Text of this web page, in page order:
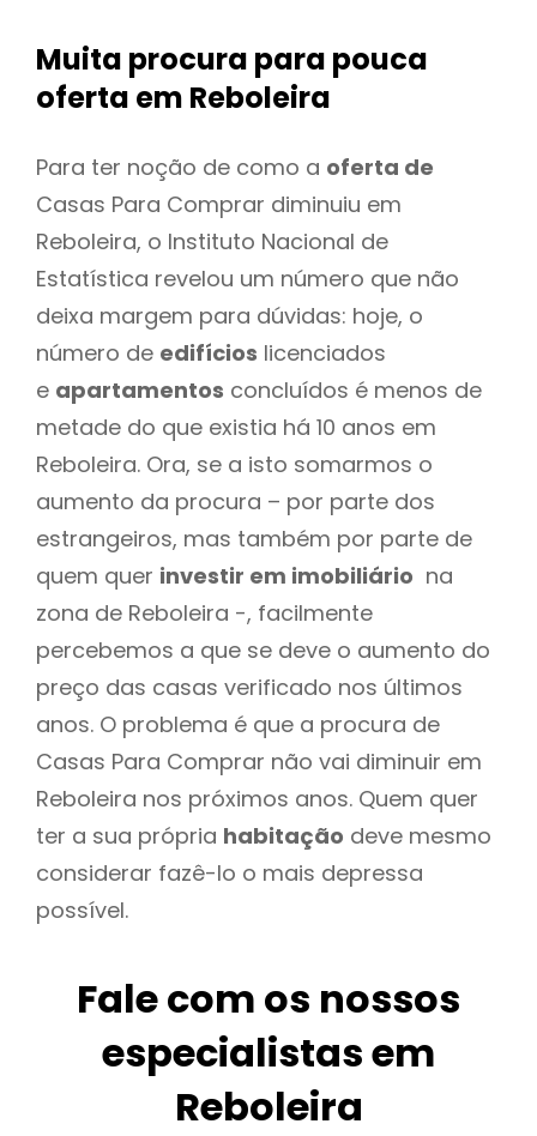
Muita procura para pouca
oferta em Reboleira
Para ter noção de como a oferta de
Casas Para Comprar diminuiu em
Reboleira, o Instituto Nacional de
Estatística revelou um número que não
deixa margem para dúvidas: hoje, o
número de edifícios licenciados
e apartamentos concluídos é menos de
metade do que existia há 10 anos em
Reboleira. Ora, se a isto somarmos o
aumento da procura – por parte dos
estrangeiros, mas também por parte de
quem quer investir em imobiliário na
zona de Reboleira -, facilmente
percebemos a que se deve o aumento do
preço das casas verificado nos últimos
anos. O problema é que a procura de
Casas Para Comprar não vai diminuir em
Reboleira nos próximos anos. Quem quer
ter a sua própria habitação deve mesmo
considerar fazê-lo o mais depressa
possível.
Fale com os nossos
especialistas em
Reboleira